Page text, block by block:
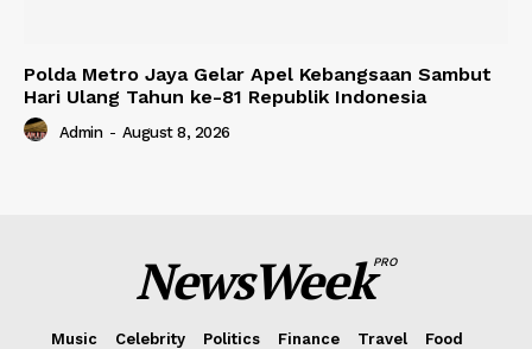
Polda Metro Jaya Gelar Apel Kebangsaan Sambut
Hari Ulang Tahun ke-81 Republik Indonesia
Admin - August 8, 2026
NewsWeekPRO
Music Celebrity Politics Finance Travel
Food